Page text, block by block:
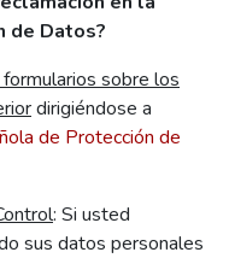
de Datos?
sobre los
dirigiéndose a
de Protección de
: Si usted
sus datos personales